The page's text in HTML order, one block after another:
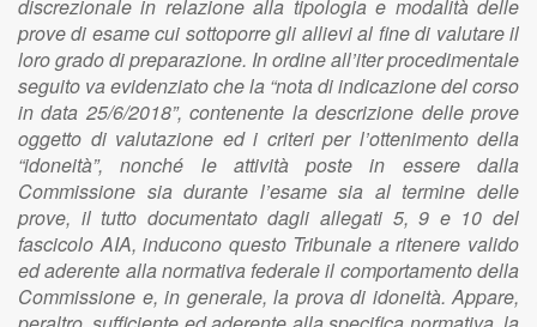
discrezionale in relazione alla tipologia e modalità delle
prove di esame cui sottoporre gli allievi al fine di valutare il
loro grado di preparazione. In ordine all’iter procedimentale
seguito va evidenziato che la “nota di indicazione del corso
in data 25/6/2018”, contenente la descrizione delle prove
oggetto di valutazione ed i criteri per l’ottenimento della
“idoneità”, nonché le attività poste in essere dalla
Commissione sia durante l’esame sia al termine delle
prove, il tutto documentato dagli allegati 5, 9 e 10 del
fascicolo AIA, inducono questo Tribunale a ritenere valido
ed aderente alla normativa federale il comportamento della
Commissione e, in generale, la prova di idoneità. Appare,